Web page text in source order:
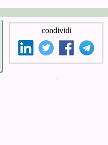
condividi
Condizioni d`uso